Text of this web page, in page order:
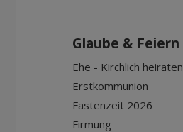
Glaube & Feiern
Ehe - Kirchlich heiraten
Erstkommunion
Fastenzeit 2026
Firmung